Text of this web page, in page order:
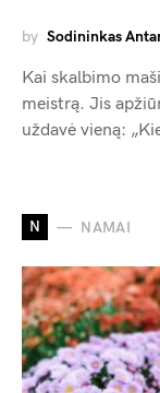
by Sodininkas
Kai skalbimo
meistrą. Jis
uždavė vieną:
N NAMAI